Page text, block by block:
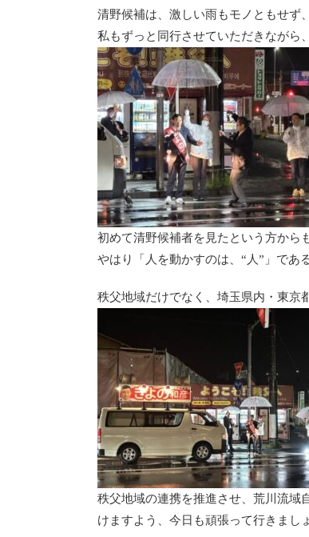
清野候補は、激しい雨もモノともせず
私もずっと同行させていただきながら
初めて清野候補者を見たという方から
やはり「人を動かすのは、“人”」であ
秩父地域だけでなく、埼玉県内・東京
秩父地域の連携を推進させ、荒川流域
けますよう、今日も頑張って行きまし